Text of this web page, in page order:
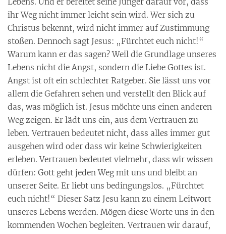
ihr Weg nicht immer leicht sein wird. Wer sich zu
Christus bekennt, wird nicht immer auf Zustimmung
stoßen. Dennoch sagt Jesus: „Fürchtet euch nicht!“
Warum kann er das sagen? Weil die Grundlage unseres
Lebens nicht die Angst, sondern die Liebe Gottes ist.
Angst ist oft ein schlechter Ratgeber. Sie lässt uns vor
allem die Gefahren sehen und verstellt den Blick auf
das, was möglich ist. Jesus möchte uns einen anderen
Weg zeigen. Er lädt uns ein, aus dem Vertrauen zu
leben. Vertrauen bedeutet nicht, dass alles immer gut
ausgehen wird oder dass wir keine Schwierigkeiten
erleben. Vertrauen bedeutet vielmehr, dass wir wissen
dürfen: Gott geht jeden Weg mit uns und bleibt an
unserer Seite. Er liebt uns bedingungslos. „Fürchtet
euch nicht!“ Dieser Satz Jesu kann zu einem Leitwort
unseres Lebens werden. Mögen diese Worte uns in den
kommenden Wochen begleiten. Vertrauen wir darauf,